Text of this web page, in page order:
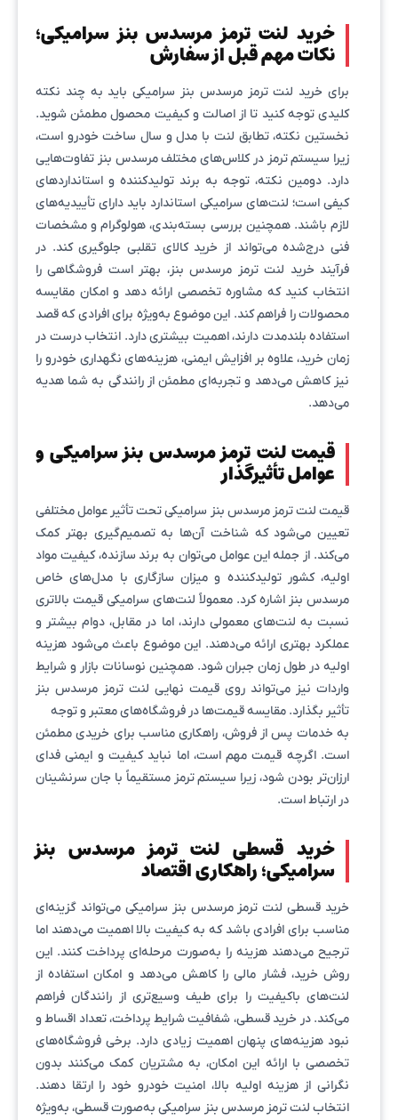
خرید لنت ترمز مرسدس بنز سرامیکی؛
نکات مهم قبل از سفارش
برای خرید لنت ترمز مرسدس بنز سرامیکی باید به چند نکته
کلیدی توجه کنید تا از اصالت و کیفیت محصول مطمئن شوید.
نخستین نکته، تطابق لنت با مدل و سال ساخت خودرو است،
زیرا سیستم ترمز در کلاس‌های مختلف مرسدس بنز تفاوت‌هایی
دارد. دومین نکته، توجه به برند تولیدکننده و استانداردهای
کیفی است؛ لنت‌های سرامیکی استاندارد باید دارای تأییدیه‌های
لازم باشند. همچنین بررسی بسته‌بندی، هولوگرام و مشخصات
فنی درج‌شده می‌تواند از خرید کالای تقلبی جلوگیری کند. در
فرآیند خرید لنت ترمز مرسدس بنز، بهتر است فروشگاهی را
انتخاب کنید که مشاوره تخصصی ارائه دهد و امکان مقایسه
محصولات را فراهم کند. این موضوع به‌ویژه برای افرادی که قصد
استفاده بلندمدت دارند، اهمیت بیشتری دارد. انتخاب درست در
زمان خرید، علاوه بر افزایش ایمنی، هزینه‌های نگهداری خودرو را
نیز کاهش می‌دهد و تجربه‌ای مطمئن از رانندگی به شما هدیه
می‌دهد.
قیمت لنت ترمز مرسدس بنز سرامیکی و
عوامل تأثیرگذار
قیمت لنت ترمز مرسدس بنز سرامیکی تحت تأثیر عوامل مختلفی
تعیین می‌شود که شناخت آن‌ها به تصمیم‌گیری بهتر کمک
می‌کند. از جمله این عوامل می‌توان به برند سازنده، کیفیت مواد
اولیه، کشور تولیدکننده و میزان سازگاری با مدل‌های خاص
مرسدس بنز اشاره کرد. معمولاً لنت‌های سرامیکی قیمت بالاتری
نسبت به لنت‌های معمولی دارند، اما در مقابل، دوام بیشتر و
عملکرد بهتری ارائه می‌دهند. این موضوع باعث می‌شود هزینه
اولیه در طول زمان جبران شود. همچنین نوسانات بازار و شرایط
واردات نیز می‌تواند روی قیمت نهایی لنت ترمز مرسدس بنز
تأثیر بگذارد. مقایسه قیمت‌ها در فروشگاه‌های معتبر و توجه
به خدمات پس از فروش، راهکاری مناسب برای خریدی مطمئن
است. اگرچه قیمت مهم است، اما نباید کیفیت و ایمنی فدای
ارزان‌تر بودن شود، زیرا سیستم ترمز مستقیماً با جان سرنشینان
در ارتباط است.
خرید قسطی لنت ترمز مرسدس بنز
سرامیکی؛ راهکاری اقتصاد
خرید قسطی لنت ترمز مرسدس بنز سرامیکی می‌تواند گزینه‌ای
مناسب برای افرادی باشد که به کیفیت بالا اهمیت می‌دهند اما
ترجیح می‌دهند هزینه را به‌صورت مرحله‌ای پرداخت کنند. این
روش خرید، فشار مالی را کاهش می‌دهد و امکان استفاده از
لنت‌های باکیفیت را برای طیف وسیع‌تری از رانندگان فراهم
می‌کند. در خرید قسطی، شفافیت شرایط پرداخت، تعداد اقساط و
نبود هزینه‌های پنهان اهمیت زیادی دارد. برخی فروشگاه‌های
تخصصی با ارائه این امکان، به مشتریان کمک می‌کنند بدون
نگرانی از هزینه اولیه بالا، امنیت خودرو خود را ارتقا دهند.
انتخاب لنت ترمز مرسدس بنز سرامیکی به‌صورت قسطی، به‌ویژه